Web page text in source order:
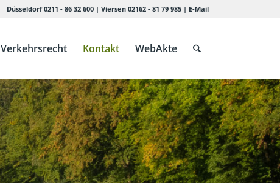
Düsseldorf 0211 - 86 32 600| Viersen 02162 - 81 79 985| E-Mail
Verkehrsrecht Kontakt WebAkte